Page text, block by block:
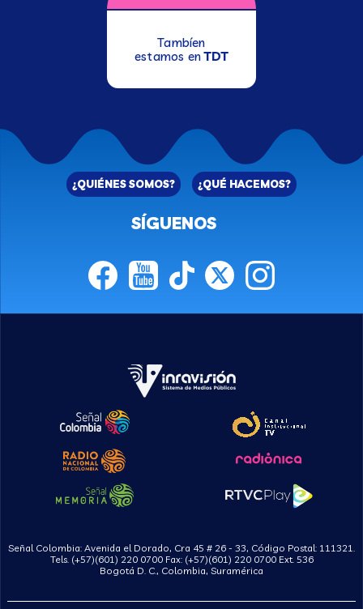
Tambíen
estamos enTDT
¿QUIÉNES SOMOS? ¿QUÉ HACEMOS?
SÍGUENOS
Señal Colombia: Avenida el Dorado, Cra 45 # 26 - 33, Código Postal: 111321.
Tels. (+57)(601) 220 0700 Fax: (+57)(601) 220 0700 Ext. 536
Bogotá D. C., Colombia, Suramérica